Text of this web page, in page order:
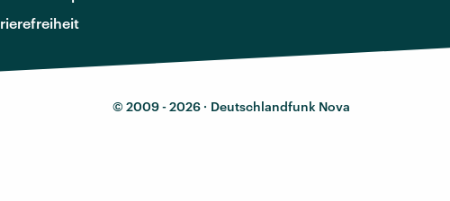
© 2009 - 2026 · Deutschlandfunk Nova